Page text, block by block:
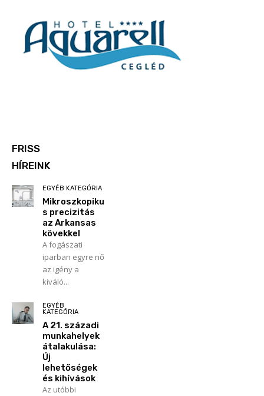
FRISS
HÍREINK
EGYÉB KATEGÓRIA
Mikroszkopiku
s precizitás
az Arkansas
kövekkel
A fogászati
iparban egyre nő
az igény a
kiváló...
EGYÉB
KATEGÓRIA
A 21. századi
munkahelyek
átalakulása:
Új
lehetőségek
és kihívások
Az utóbbi